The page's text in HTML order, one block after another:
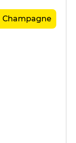
Champagne